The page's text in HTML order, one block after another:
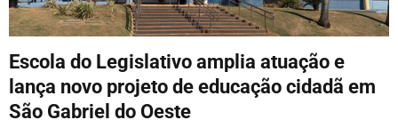
Escola do Legislativo amplia atuação e
lança novo projeto de educação cidadã em
São Gabriel do Oeste